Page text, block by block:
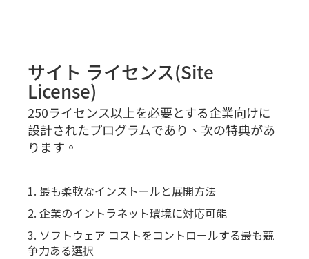
サイト ライセンス(Site
License)
250ライセンス以上を必要とする企業向けに
設計されたプログラムであり、次の特典があ
ります。
1. 最も柔軟なインストールと展開方法
2. 企業のイントラネット環境に対応可能
3. ソフトウェア コストをコントロールする最も競
争力ある選択